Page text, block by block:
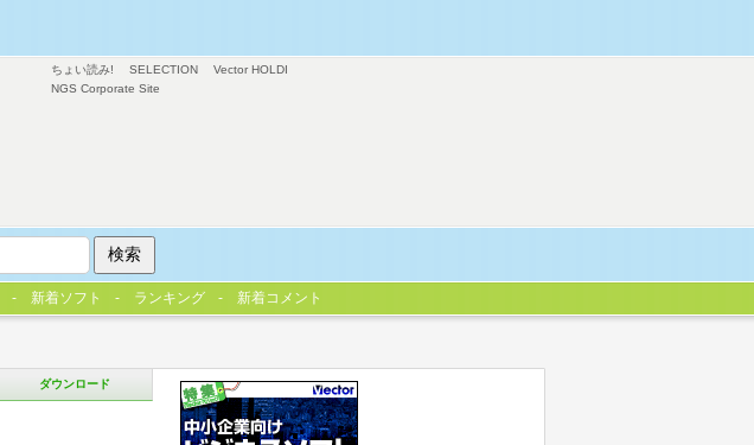
ダウンロード
ちょい読み! SELECTION
Vector HOLDI
NGS Corporate Site
新着ソフト ランキング 新着コメント